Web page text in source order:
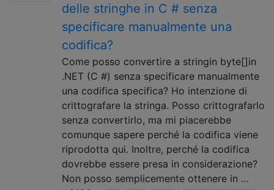
delle stringhe in C # senza
specificare manualmente una
codifica?
Come posso convertire a stringin byte[]in
.NET (C #) senza specificare manualmente
una codifica specifica? Ho intenzione di
crittografare la stringa. Posso crittografarlo
senza convertirlo, ma mi piacerebbe
comunque sapere perché la codifica viene
riprodotta qui. Inoltre, perché la codifica
dovrebbe essere presa in considerazione?
Non posso semplicemente ottenere in …